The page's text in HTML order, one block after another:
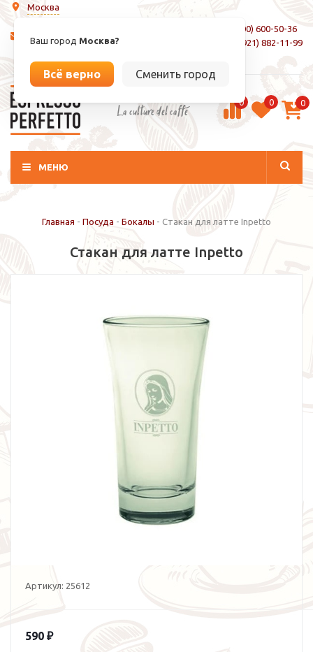
Москва
Ваш город Москва?
Всё верно Сменить город
info@espressoperfetto.ru
8 (800) 600-50-36
+7 (921) 882-11-99
La culture del caffé 0 0 0
МЕНЮ
Главная - Посуда - Бокалы - Стакан для латте Inpetto
Стакан для латте Inpetto
Артикул: 25612
590 ₽